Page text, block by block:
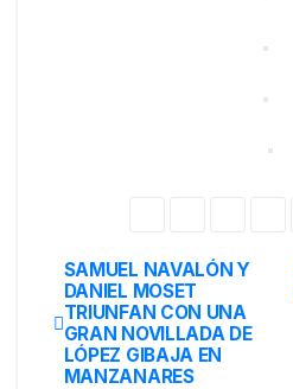
SAMUEL NAVALÓN Y
DANIEL MOSET
TRIUNFAN CON UNA
GRAN NOVILLADA DE
LÓPEZ GIBAJA EN
MANZANARES